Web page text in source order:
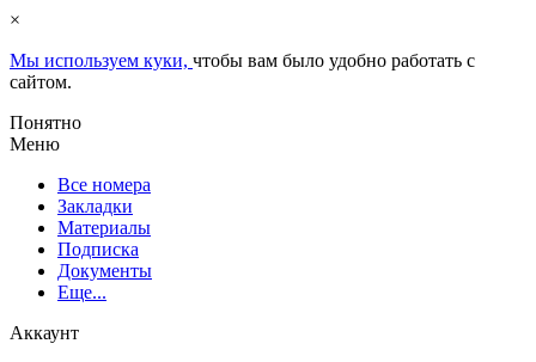
×
Мы используем куки, чтобы вам было удобно работать с
сайтом.
Понятно
Меню
Все номера
Закладки
Материалы
Подписка
Документы
Еще...
Аккаунт